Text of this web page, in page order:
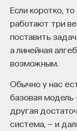
Если коротко,
работают три
поставить
а линейная
возможным.
Обычно у нас
базовая модель
другая
система, — и